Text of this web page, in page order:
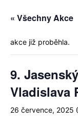
« Všechny Akce
akce již proběhla.
9.
Vladislava
26 července, 2025